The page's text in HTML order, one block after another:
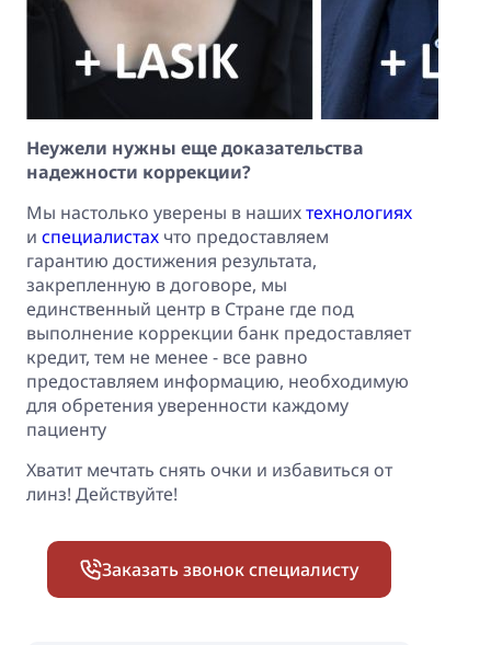
Неужели нужны еще доказательства
надежности коррекции?
Мы настолько уверены в нашихтехнологиях
и специалистах что предоставляем
гарантию достижения результата,
закрепленную в договоре, мы
единственный центр в Стране где под
выполнение коррекции банк предоставляет
кредит, тем не менее - все равно
предоставляем информацию, необходимую
для обретения уверенности каждому
пациенту
Хватит мечтать снять очки и избавиться от
линз! Действуйте!
Заказать звонок специалисту